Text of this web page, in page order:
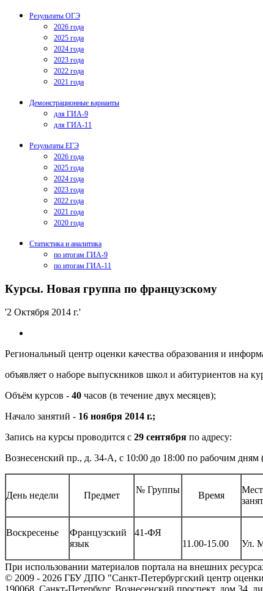
Результаты ОГЭ
2026 года
2025 года
2024 года
2023 года
2022 года
2021 года
Демонстрационные варианты
для ГИА-9
для ГИА-11
Результаты ЕГЭ
2026 года
2025 года
2024 года
2023 года
2022 года
2021 года
2020 года
Статистика и аналитика
по итогам ГИА-9
по итогам ГИА-11
Курсы. Новая группа по французскому
'2 Октября 2014 г.'
Региональный центр оценки качества образования и
объявляет о наборе выпускников школ и абитуриентов на
Объём курсов - 40 часов (в течение двух месяцев);
Начало занятий - 16 ноября 2014 г.;
Запись на курсы проводится с 29 сентября по адресу:
Вознесенский пр., д. 34-А, с 10:00 до 18:00 по рабочим дням
День недели Предмет
№ Группы
Время
Воскресенье
Французский
язык
41-ФЯ
11.00-15.00
Ул.
При использовании материалов портала на внешних
© 2009 - 2026 ГБУ ДПО "Санкт-Петербургский центр